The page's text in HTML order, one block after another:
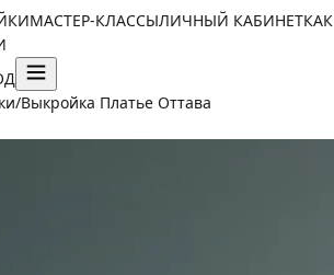
МАСТЕР-КЛАССЫЛИЧНЫЙ КАБИНЕТКАК
/Выкройка Платье Оттава